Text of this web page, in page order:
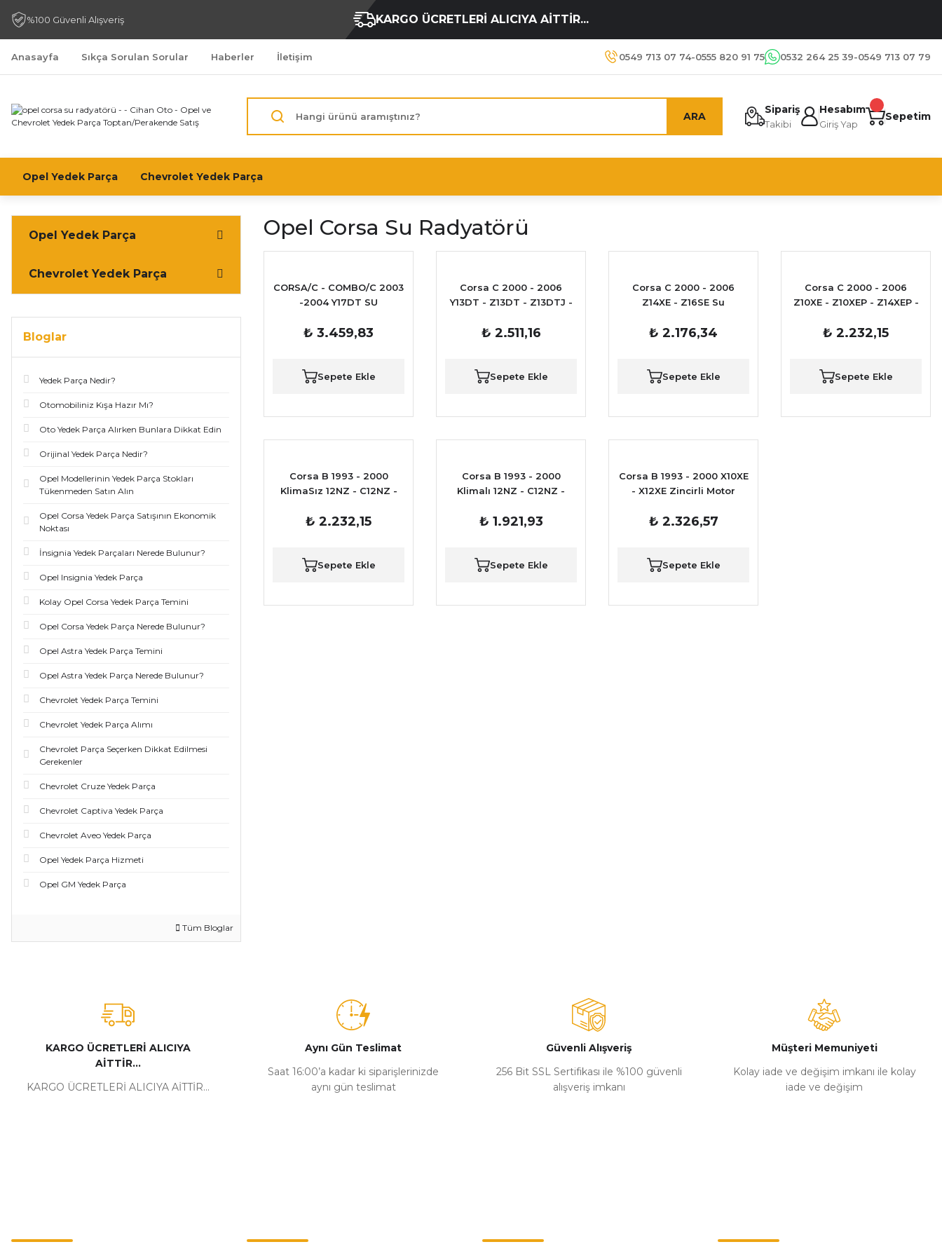
%100 Güvenli Alışveriş KARGO ÜCRETLERİ ALICIYA AİTTİR...
Anasayfa Sıkça Sorulan Sorular Haberler İletişim 0549 713 07 74-0555 820 91 75 0532 264 25 39-0549 713 07 79
ARA
Sipariş
Takibi
Hesabım
Giriş Yap
Sepetim
Opel Yedek Parça Chevrolet Yedek Parça
Opel Yedek Parça
Chevrolet Yedek Parça
Bloglar
Yedek Parça Nedir?
Otomobiliniz Kışa Hazır Mı?
Oto Yedek Parça Alırken Bunlara Dikkat Edin
Orijinal Yedek Parça Nedir?
Opel Modellerinin Yedek Parça Stokları
Tükenmeden Satın Alın
Opel Corsa Yedek Parça Satışının Ekonomik
Noktası
İnsignia Yedek Parçaları Nerede Bulunur?
Opel Insignia Yedek Parça
Kolay Opel Corsa Yedek Parça Temini
Opel Corsa Yedek Parça Nerede Bulunur?
Opel Astra Yedek Parça Temini
Opel Astra Yedek Parça Nerede Bulunur?
Chevrolet Yedek Parça Temini
Chevrolet Yedek Parça Alımı
Chevrolet Parça Seçerken Dikkat Edilmesi
Gerekenler
Chevrolet Cruze Yedek Parça
Chevrolet Captiva Yedek Parça
Chevrolet Aveo Yedek Parça
Opel Yedek Parça Hizmeti
Opel GM Yedek Parça
Tüm Bloglar
Opel Corsa Su Radyatörü
CORSA/C - COMBO/C 2003
-2004 Y17DT SU
₺ 3.459,83
Sepete Ekle
Corsa C 2000 - 2006
Y13DT - Z13DT - Z13DTJ -
Radyatörü
₺ 2.511,16
Sepete Ekle
Corsa C 2000 - 2006
Z14XE - Z16SE Su
₺ 2.176,34
Sepete Ekle
Corsa C 2000 - 2006
Z10XE - Z10XEP - Z14XEP -
Radyatörü
₺ 2.232,15
Sepete Ekle
Corsa B 1993 - 2000
KlimaSız 12NZ - C12NZ -
C16XE - X16XE - C14SEL -
₺ 2.232,15
Sepete Ekle
Corsa B 1993 - 2000
Klimalı 12NZ - C12NZ -
C16XE - X16XE - C14SEL -
₺ 1.921,93
Sepete Ekle
Corsa B 1993 - 2000 X10XE
- X12XE Zincirli Motor
Radyatörü
₺ 2.326,57
Sepete Ekle
KARGO ÜCRETLERİ ALICIYA
AİTTİR...
KARGO ÜCRETLERİ ALICIYA AİTTİR...
Aynı Gün Teslimat
Saat 16:00’a kadar ki siparişlerinizde
aynı gün teslimat
Güvenli Alışveriş
256 Bit SSL Sertifikası ile %100 güvenli
alışveriş imkanı
Müşteri Memuniyeti
Kolay iade ve değişim imkanı ile kolay
iade ve değişim